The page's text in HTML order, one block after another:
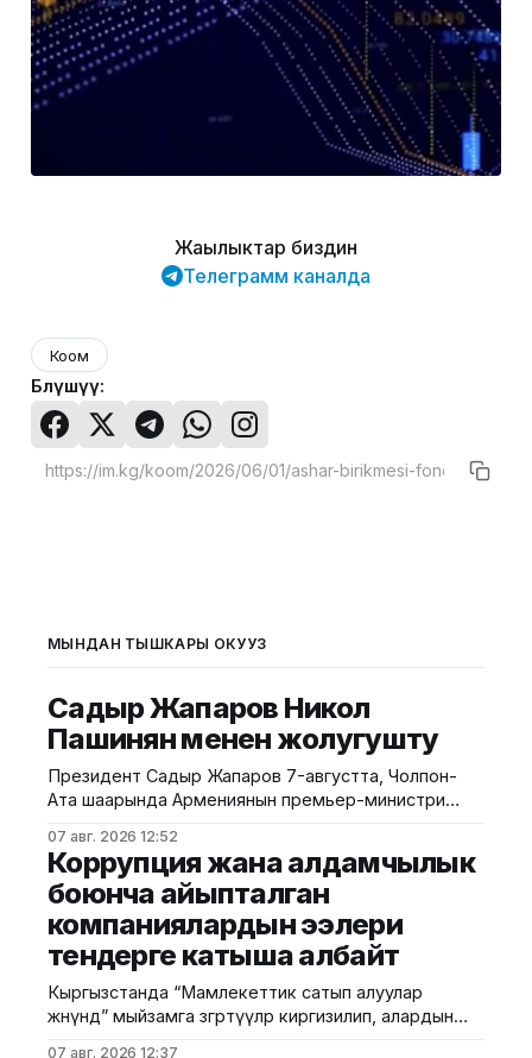
Жаңылыктар биздин
Телеграмм каналда
Коом
Бөлүшүү:
МЫНДАН ТЫШКАРЫ ОКУҢУЗ
Садыр Жапаров Никол
Пашинян менен жолугушту
Президент Садыр Жапаров 7-августта, Чолпон-
Ата шаарында Армениянын премьер-министри
президенттин расмий сайтына жарыяланды.
Маалыматка таянсак, жолугушууда эки тараптуу
мамилелерди өнүктүрүүнүн актуалдуу маселелери,
соода-экономикалык жана инвестициялык
кызматташууну кеңейтүү, ошондой эле өз ара
кызыкчылык жараткан аймактык жана эл аралык
күн тартибиндеги маселелер боюнча
07 авг. 2026 12:52
Коррупция жана алдамчылык
боюнча айыпталган
компаниялардын ээлери
тендерге катыша албайт
Кыргызстанда “Мамлекеттик сатып алуулар
жөнүндө” мыйзамга өзгөртүүлөр киргизилип, алардын
07 авг. 2026 12:37